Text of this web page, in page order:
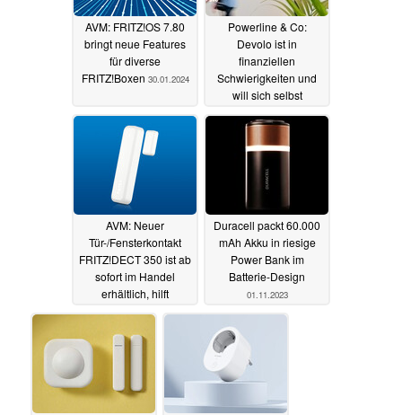
AVM: FRITZ!OS 7.80
bringt neue Features
für diverse
FRITZ!Boxen 30.01.2024
Powerline & Co:
Devolo ist in
finanziellen
Schwierigkeiten und
will sich selbst
sanieren17.12.2023
AVM: Neuer
Tür-/Fensterkontakt
FRITZ!DECT 350 ist ab
sofort im Handel
erhältlich, hilft
beispielsweise beim
13.12.2023
Duracell packt 60.000
mAh Akku in riesige
Power Bank im
Batterie-Design
01.11.2023